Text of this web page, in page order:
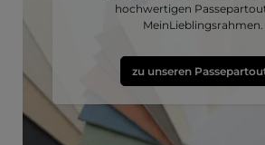
hochwertigen
MeinLieblingsrahmen.
zu unseren